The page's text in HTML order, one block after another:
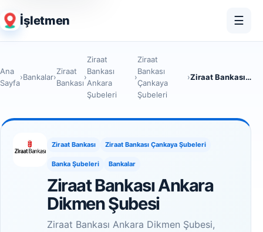
İşletmen ☰
Ana
Sayfa
›Bankalar›
Ziraat
Bankası
›
Ziraat
Bankası
Ankara
Şubeleri
›
Ziraat
Bankası
Çankaya
Şubeleri
› Ziraat Bankası Ankara Dikmen Şubesi
Ziraat Bankası Ziraat Bankası Çankaya Şubeleri
Banka Şubeleri Bankalar
Ziraat Bankası Ankara
Dikmen Şubesi
Ziraat Bankası Ankara Dikmen Şubesi,